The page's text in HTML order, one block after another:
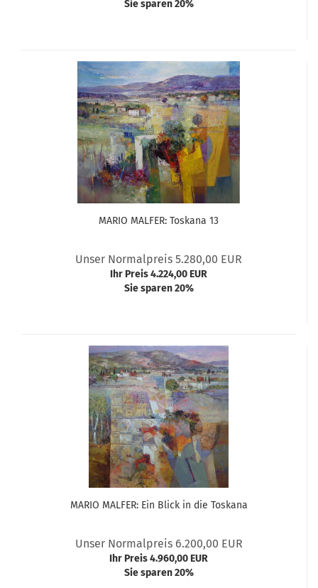
Sie sparen 20%
MARIO MALFER: Toskana 13
Unser Normalpreis 5.280,00 EUR
Ihr Preis 4.224,00 EUR
Sie sparen 20%
MARIO MALFER: Ein Blick in die Toskana
Unser Normalpreis 6.200,00 EUR
Ihr Preis 4.960,00 EUR
Sie sparen 20%